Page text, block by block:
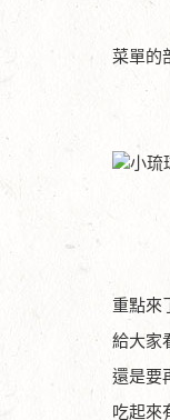
菜單的
重點來
給大家
還是要
吃起來